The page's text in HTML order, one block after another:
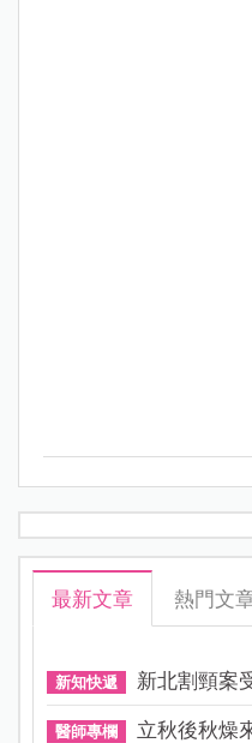
最新文章 熱門文
新知快遞 新北割頸案
醫師專欄 立秋後秋燥